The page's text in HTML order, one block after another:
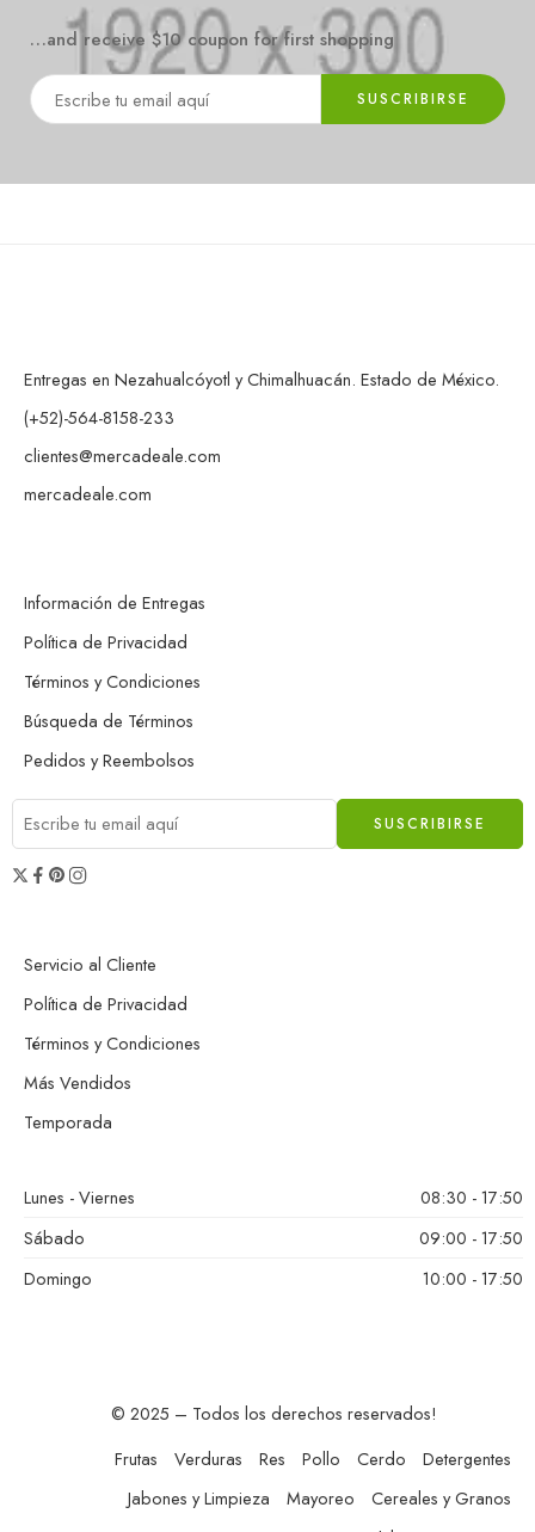
…and receive $10 coupon for first shopping
Entregas en Nezahualcóyotl y Chimalhuacán. Estado de México.
(+52)-564-8158-233
clientes@mercadeale.com
mercadeale.com
Información de Entregas
Política de Privacidad
Términos y Condiciones
Búsqueda de Términos
Pedidos y Reembolsos
Servicio al Cliente
Política de Privacidad
Términos y Condiciones
Más Vendidos
Temporada
Lunes - Viernes
08:30 - 17:50
Sábado
09:00 - 17:50
Domingo
10:00 - 17:50
© 2025 – Todos los derechos reservados!
Frutas
Verduras Res Pollo Cerdo
Detergentes
Jabones y Limpieza
Mayoreo
Cereales y Granos